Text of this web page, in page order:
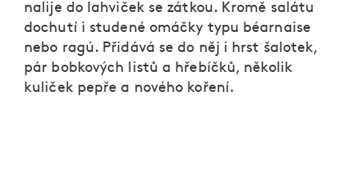
nalije do lahviček se zátkou. Kromě salátu
dochutí i studené omáčky typu béarnaise
nebo ragú. Přidává se do něj i hrst šalotek,
pár bobkových listů a hřebíčků, několik
kuliček pepře a nového koření.